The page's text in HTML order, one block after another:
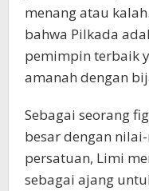
menang atau
bahwa Pilkada
pemimpin terbaik
amanah dengan
Sebagai seorang
besar dengan
persatuan, Limi
sebagai ajang